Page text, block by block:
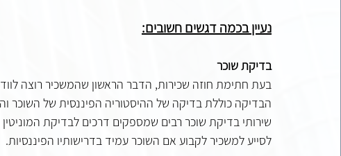
נעיין בכמה דגשים חשובים:
בדיקת שוכר
בעת חתימת חוזה שכירות, הדבר הראשון שהמשכיר רוצה
הבדיקה כוללת בדיקה של ההיסטוריה הפיננסית של השוכר
שירותי בדיקת שוכר רבים שמספקים דרכים לבדיקת
לסייע למשכיר לקבוע אם השוכר עמיד בדרישותיו הפיננסיות.